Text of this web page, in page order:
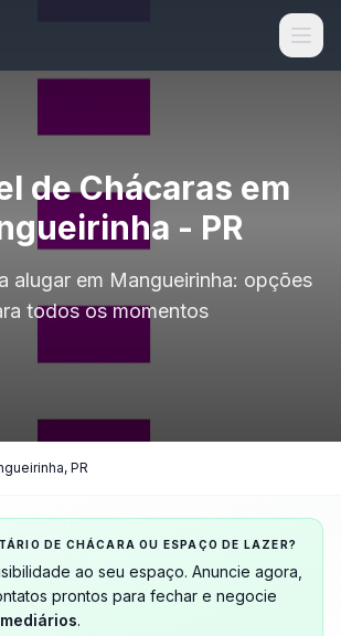
de Chácaras em
- PR
alugar em Mangueirinha: opções
todos os momentos
PR
DE CHÁCARA OU ESPAÇO DE LAZER?
ao seu espaço. Anuncie agora,
prontos para fechar e negocie
.